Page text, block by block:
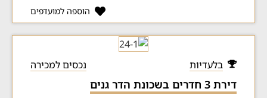
הוספה למועדפים
בלעדיות נכסים למכירה
דירת 3 חדרים בשכונת הדר גנים